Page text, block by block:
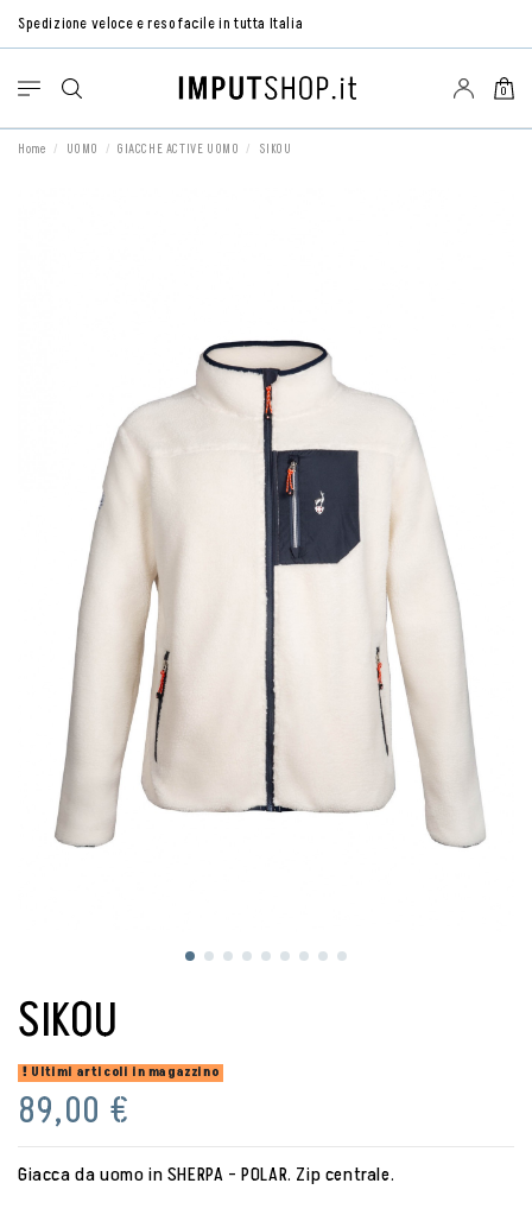
Spedizione veloce e reso facile in tutta Italia
0
Home UOMO GIACCHE ACTIVE UOMO SIKOU
SIKOU
Ultimi articoli in magazzino
89,00 €
Giacca da uomo in SHERPA - POLAR. Zip centrale.